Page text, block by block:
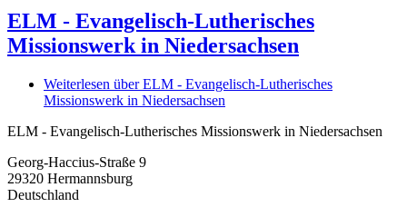
ELM - Evangelisch-Lutherisches
Missionswerk in Niedersachsen
Weiterlesen über ELM - Evangelisch-Lutherisches
Missionswerk in Niedersachsen
ELM - Evangelisch-Lutherisches Missionswerk in Niedersachsen
Georg-Haccius-Straße 9
29320 Hermannsburg
Deutschland